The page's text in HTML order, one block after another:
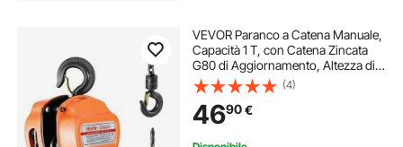
VEVOR Paranco a Catena Manuale,
Capacità 1 T, con Catena Zincata
G80 di Aggiornamento, Altezza di
Sollevamento 6 m, Paranco a
Puleggia per Macchinari
Automobilistici da Magazzino,
Arancione
(4)
4690€